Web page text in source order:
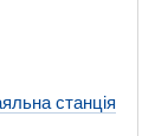
станція